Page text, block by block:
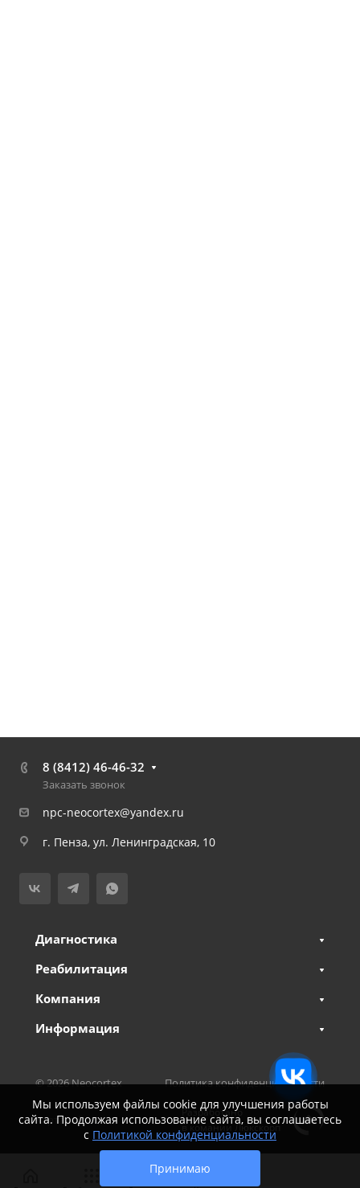
8 (8412) 46-46-32
Заказать звонок
npc-neocortex@yandex.ru
г. Пенза, ул. Ленинградская, 10
Диагностика
Реабилитация
Компания
Информация
© 2026 Neocortex Политика конфиденциальности
Карта сайта
Разработано
в комании Люкскорп
Мы используем файлы cookie для улучшения работы
сайта. Продолжая использование сайта, вы соглашаетесь
с Политикой конфиденциальности
Принимаю